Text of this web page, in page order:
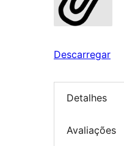
Descarregar
Detalhes
Avaliações